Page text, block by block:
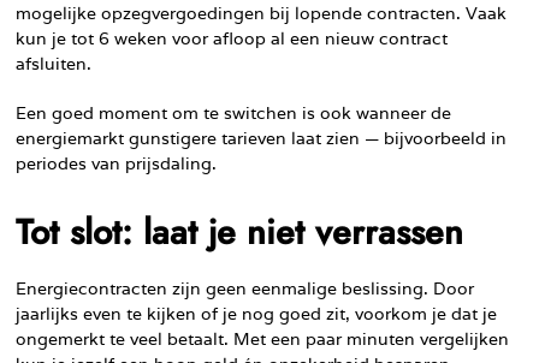
mogelijke opzegvergoedingen bij lopende contracten. Vaak
kun je tot 6 weken voor afloop al een nieuw contract
afsluiten.
Een goed moment om te switchen is ook wanneer de
energiemarkt gunstigere tarieven laat zien — bijvoorbeeld in
periodes van prijsdaling.
Tot slot: laat je niet verrassen
Energiecontracten zijn geen eenmalige beslissing. Door
jaarlijks even te kijken of je nog goed zit, voorkom je dat je
ongemerkt te veel betaalt. Met een paar minuten vergelijken